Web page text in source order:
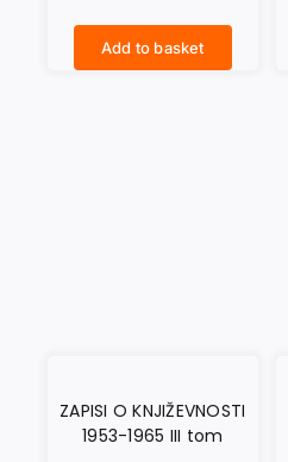
Add to basket
ZAPISI O KNJIŽEVNOSTI
1953-1965 III tom